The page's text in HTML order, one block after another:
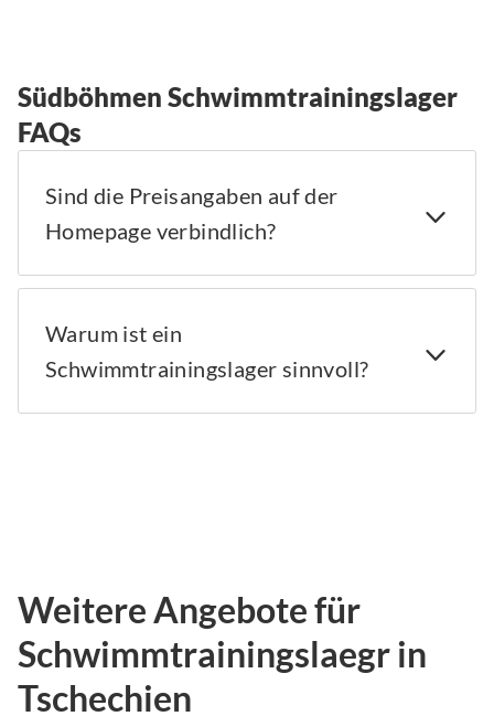
Südböhmen Schwimmtrainingslager
FAQs
Sind die Preisangaben auf der
Homepage verbindlich?
Warum ist ein
Schwimmtrainingslager sinnvoll?
Weitere Angebote für
Schwimmtrainingslaegr in
Tschechien